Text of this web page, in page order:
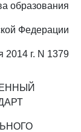
образования
Федерации
2014 г. N 1379